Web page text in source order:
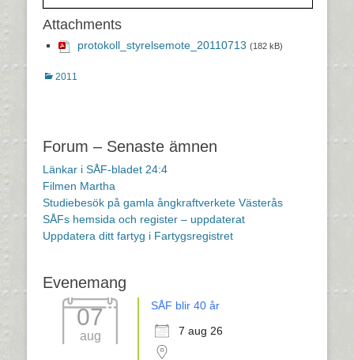
Attachments
protokoll_styrelsemote_20110713 (182 kB)
Kategorier
2011
Forum – Senaste ämnen
Länkar i SÅF-bladet 24:4
Filmen Martha
Studiebesök på gamla ångkraftverkete Västerås
SÅFs hemsida och register – uppdaterat
Uppdatera ditt fartyg i Fartygsregistret
Evenemang
07
aug
SÅF blir 40 år
7 aug 26